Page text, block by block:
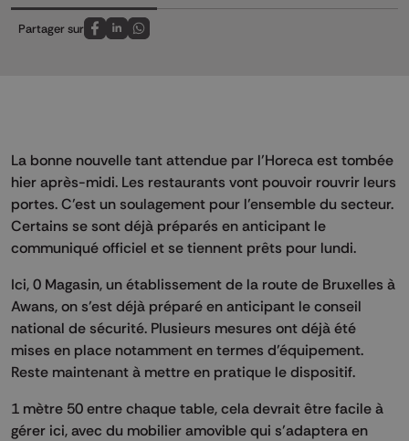
Partager sur
Partagez sur FaceBook
Partagez sur LinkedIn
Partagez sur Whatsapp
La bonne nouvelle tant attendue par l’Horeca est tombée
hier après-midi. Les restaurants vont pouvoir rouvrir leurs
portes. C’est un soulagement pour l’ensemble du secteur.
Certains se sont déjà préparés en anticipant le
communiqué officiel et se tiennent prêts pour lundi.
Ici, 0 Magasin, un établissement de la route de Bruxelles à
Awans, on s’est déjà préparé en anticipant le conseil
national de sécurité. Plusieurs mesures ont déjà été
mises en place notamment en termes d’équipement.
Reste maintenant à mettre en pratique le dispositif.
1 mètre 50 entre chaque table, cela devrait être facile à
gérer ici, avec du mobilier amovible qui s’adaptera en